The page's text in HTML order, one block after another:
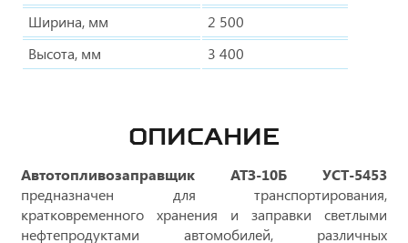
Ширина, мм
2 500
Высота, мм
3 400
ОПИСАНИЕ
Автотопливозаправщик АТЗ-10Б УСТ-5453
предназначен для транспортирования,
кратковременного хранения и заправки светлыми
нефтепродуктами автомобилей, различных